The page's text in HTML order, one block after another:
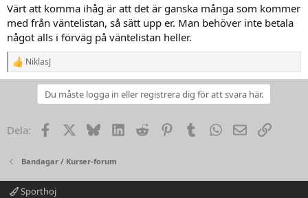
Värt att komma ihåg är att det är ganska många som kommer
med från väntelistan, så sätt upp er. Man behöver inte betala
något alls i förväg på väntelistan heller.
R
e
o
r
NiklasJ
Du måste logga in eller registrera dig för att svara här.
Dela: Facebook BlueskyLinkedIn
Reddit PinterestTumblrWhatsApp
EmailLink
Bandagar / Kurser-forum
Sporthoj